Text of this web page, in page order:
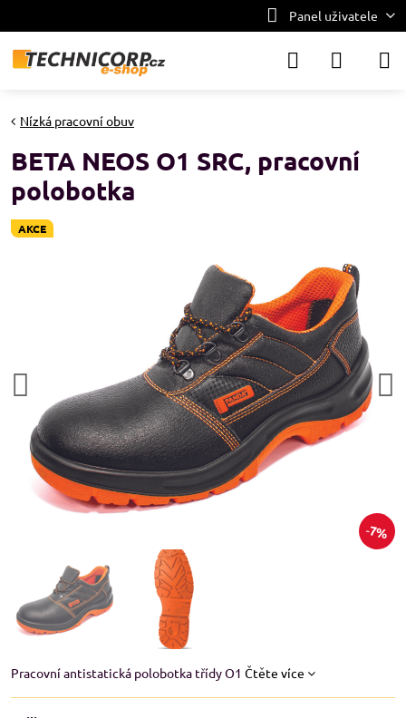
Panel uživatele
AKCE
7%
Nízká pracovní obuv
BETA NEOS O1 SRC, pracovní
polobotka
Pracovní antistatická polobotka třídy O1 Čtěte více